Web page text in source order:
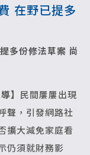
在野已提多
多份修法草案 尚
】 民間屢屢出現
聲，引發網路社
擴大減免家庭看
仍須就財務影